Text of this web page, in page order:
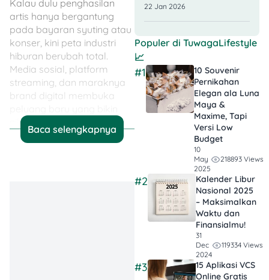
Kalau dulu penghasilan
artis hanya bergantung
pada bayaran syuting atau
konser, kini peta industri
hiburan berubah total.
Media sosial, platform
streaming, dan maraknya
brand digital membuka
nilai seorang artis bisa
meroket drastis.
Baca selengkapnya
22 Jan 2026
Populer di TuwagaLifestyle
📈
#1
10 Souvenir
Pernikahan
Elegan ala Luna
Maya &
Maxime, Tapi
Versi Low
Budget
10
May
2025
218893 Views
#2
Kalender Libur
Nasional 2025
– Maksimalkan
Waktu dan
Finansialmu!
31
Dec
2024
119334 Views
#3
15 Aplikasi VCS
Online Gratis